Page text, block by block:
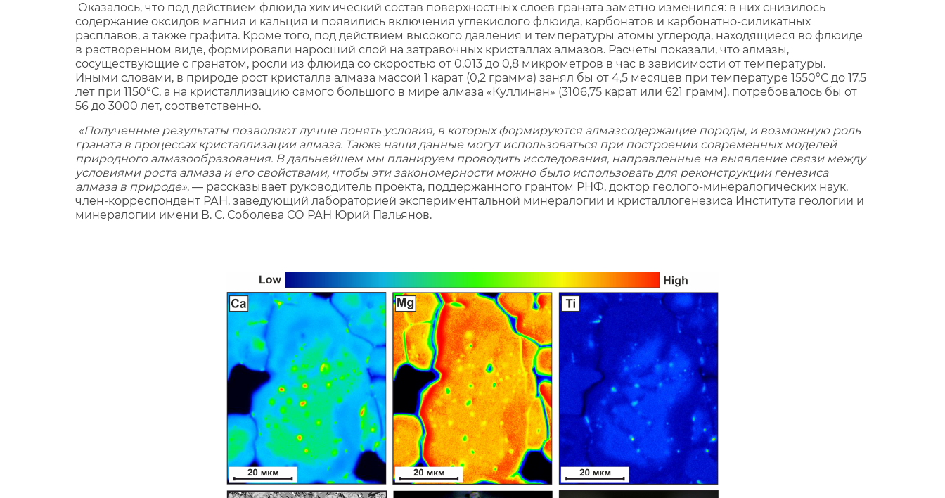
Оказалось, что под действием флюида химический состав поверхностных слоев граната заметно изменился: в них снизилось
содержание оксидов магния и кальция и появились включения углекислого флюида, карбонатов и карбонатно-силикатных
расплавов, а также графита. Кроме того, под действием высокого давления и температуры атомы углерода, находящиеся во флюиде
в растворенном виде, формировали наросший слой на затравочных кристаллах алмазов. Расчеты показали, что алмазы,
сосуществующие с гранатом, росли из флюида со скоростью от 0,013 до 0,8 микрометров в час в зависимости от температуры.
Иными словами, в природе рост кристалла алмаза массой 1 карат (0,2 грамма) занял бы от 4,5 месяцев при температуре 1550°С до 17,5
лет при 1150°С, а на кристаллизацию самого большого в мире алмаза «Куллинан» (3106,75 карат или 621 грамм), потребовалось бы от
56 до 3000 лет, соответственно.
«Полученные результаты позволяют лучше понять условия, в которых формируются алмазсодержащие породы, и возможную роль
граната в процессах кристаллизации алмаза. Также наши данные могут использоваться при построении современных моделей
природного алмазообразования. В дальнейшем мы планируем проводить исследования, направленные на выявление связи между
условиями роста алмаза и его свойствами, чтобы эти закономерности можно было использовать для реконструкции генезиса
алмаза в природе», — рассказывает руководитель проекта, поддержанного грантом РНФ, доктор геолого-минералогических наук,
член-корреспондент РАН, заведующий лабораторией экспериментальной минералогии и кристаллогенезиса Института геологии и
минералогии имени В. С. Соболева СО РАН Юрий Пальянов.